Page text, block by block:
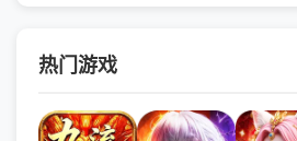
热门游戏